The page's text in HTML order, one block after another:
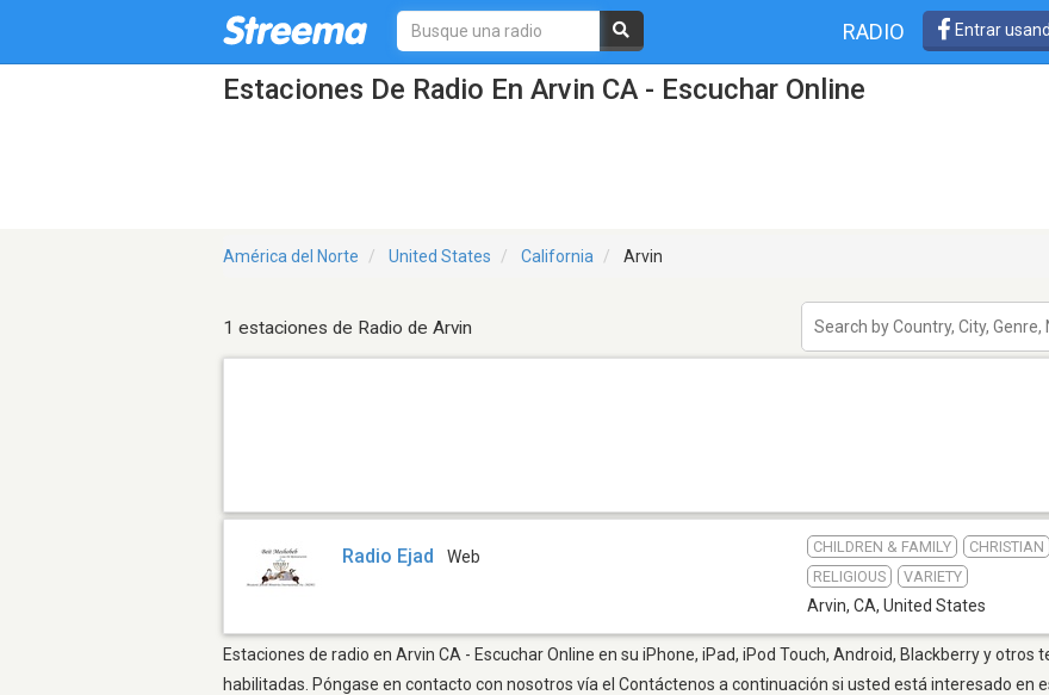
RADIO Entrar
Estaciones De Radio En Arvin CA - Escuchar Online
América del Norte United States California Arvin
1 estaciones de Radio de Arvin
Radio Ejad Web
CHILDREN & FAMILY
CHRISTIAN
RELIGIOUS
VARIETY
Arvin, CA, United States
Estaciones de radio en Arvin CA - Escuchar Online en su iPhone, iPad, iPod Touch, Android, Blackberry y
habilitadas. Póngase en contacto con nosotros vía el Contáctenos a continuación si usted está interesado en